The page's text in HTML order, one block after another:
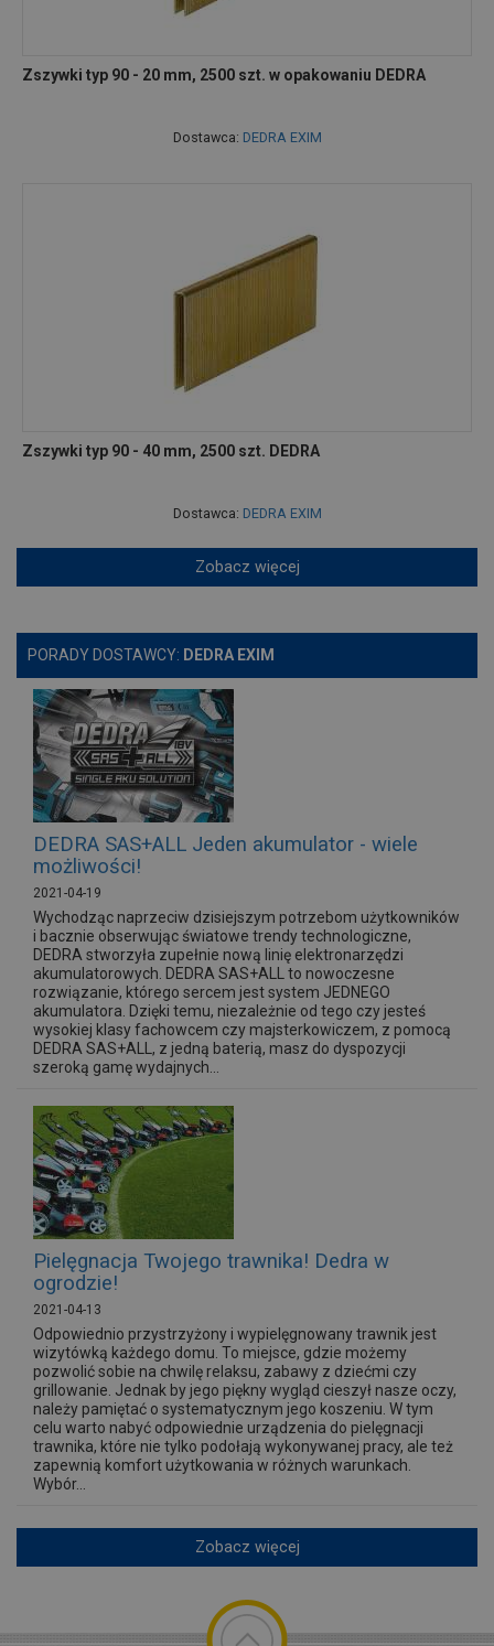
Zszywki typ 90 - 20 mm, 2500 szt. w opakowaniu DEDRA
Dostawca: DEDRA EXIM
Zszywki typ 90 - 40 mm, 2500 szt. DEDRA
Dostawca: DEDRA EXIM
Zobacz więcej
PORADY DOSTAWCY: DEDRA EXIM
DEDRA SAS+ALL Jeden akumulator - wiele
możliwości!
2021-04-19
Wychodząc naprzeciw dzisiejszym potrzebom użytkowników
i bacznie obserwując światowe trendy technologiczne,
DEDRA stworzyła zupełnie nową linię elektronarzędzi
akumulatorowych. DEDRA SAS+ALL to nowoczesne
rozwiązanie, którego sercem jest system JEDNEGO
akumulatora. Dzięki temu, niezależnie od tego czy jesteś
wysokiej klasy fachowcem czy majsterkowiczem, z pomocą
DEDRA SAS+ALL, z jedną baterią, masz do dyspozycji
szeroką gamę wydajnych...
Pielęgnacja Twojego trawnika! Dedra w
ogrodzie!
2021-04-13
Odpowiednio przystrzyżony i wypielęgnowany trawnik jest
wizytówką każdego domu. To miejsce, gdzie możemy
pozwolić sobie na chwilę relaksu, zabawy z dziećmi czy
grillowanie. Jednak by jego piękny wygląd cieszył nasze oczy,
należy pamiętać o systematycznym jego koszeniu. W tym
celu warto nabyć odpowiednie urządzenia do pielęgnacji
trawnika, które nie tylko podołają wykonywanej pracy, ale też
zapewnią komfort użytkowania w różnych warunkach.
Wybór...
Zobacz więcej